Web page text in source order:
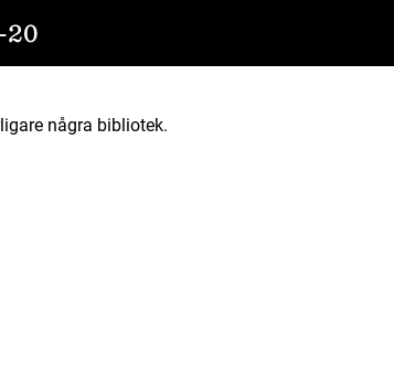
20
några bibliotek.